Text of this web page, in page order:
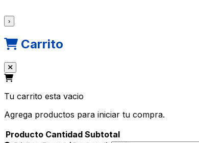
›
Carrito
Tu carrito esta vacio
Agrega productos para iniciar tu compra.
Producto Cantidad Subtotal